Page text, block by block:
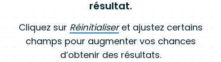
résultat.
Cliquez sur Réinitialiseret ajustez certains
champs pour augmenter vos chances
d’obtenir des résultats.